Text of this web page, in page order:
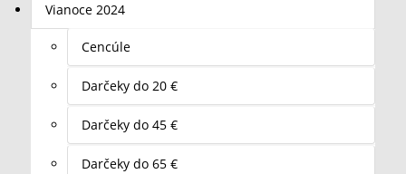
Vianoce 2024
Cencúle
Darčeky do 20 €
Darčeky do 45 €
Darčeky do 65 €